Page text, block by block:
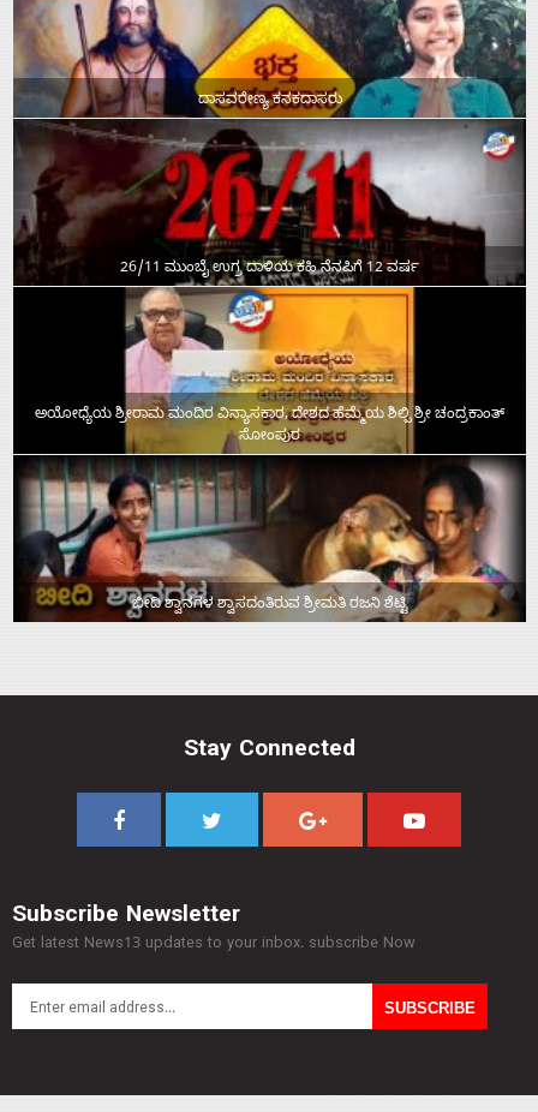
ದಾಸವರೇಣ್ಯ ಕನಕದಾಸರು
26/11 ಮುಂಬೈ ಉಗ್ರ ದಾಳಿಯ ಕಹಿ ನೆನಪಿಗೆ 12 ವರ್ಷ
ಅಯೋಧ್ಯೆಯ ಶ್ರೀರಾಮ ಮಂದಿರ ವಿನ್ಯಾಸಕಾರ, ದೇಶದ ಹೆಮ್ಮೆಯ ಶಿಲ್ಪಿ ಶ್ರೀ ಚಂದ್ರಕಾಂತ್‌
ಸೋಂಪುರ
ಬೀದಿ ಶ್ವಾನಗಳ ಶ್ವಾಸದಂತಿರುವ ಶ್ರೀಮತಿ ರಜನಿ ಶೆಟ್ಟಿ
Stay Connected
Subscribe Newsletter
Get latest News13 updates to your inbox. subscribe Now